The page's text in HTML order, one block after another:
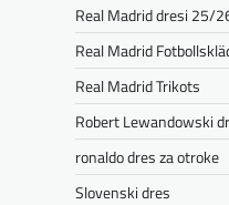
Real Madrid dresi 25/
Real Madrid
Real Madrid Trikots
Robert Lewandowski
ronaldo dres za otroke
Slovenski dres